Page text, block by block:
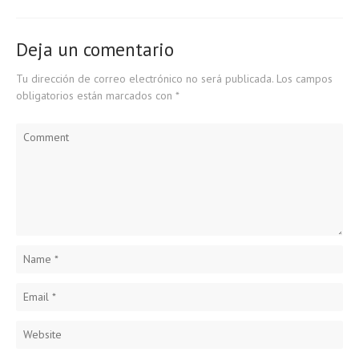
Deja un comentario
Tu dirección de correo electrónico no será publicada. Los campos
obligatorios están marcados con *